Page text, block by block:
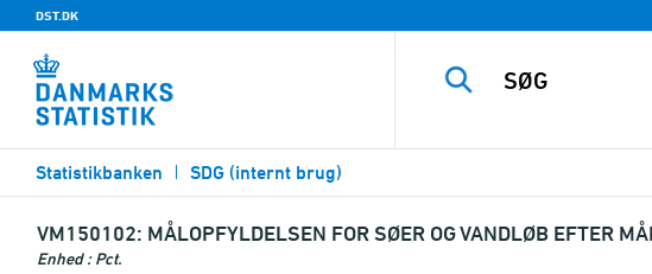
DST.DK
Statistikbanken SDG (internt brug)
VM150102: MÅLOPFYLDELSEN FOR SØER OG VANDLØB EFTER
Enhed : Pct.